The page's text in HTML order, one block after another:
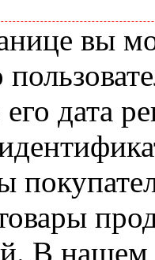
вы
его дата
В нашем